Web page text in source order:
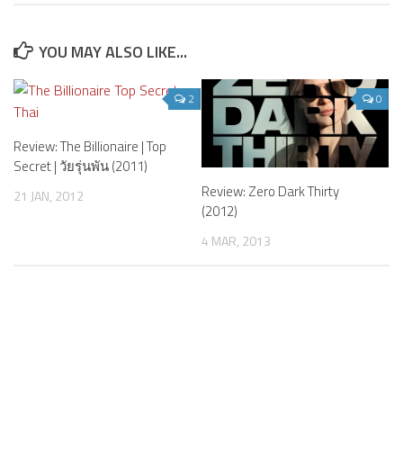
YOU MAY ALSO LIKE...
2
Review: The Billionaire | Top
Secret | วัยรุ่นพัน (2011)
21 JAN, 2012
0
Review: Zero Dark Thirty
(2012)
4 MAR, 2013